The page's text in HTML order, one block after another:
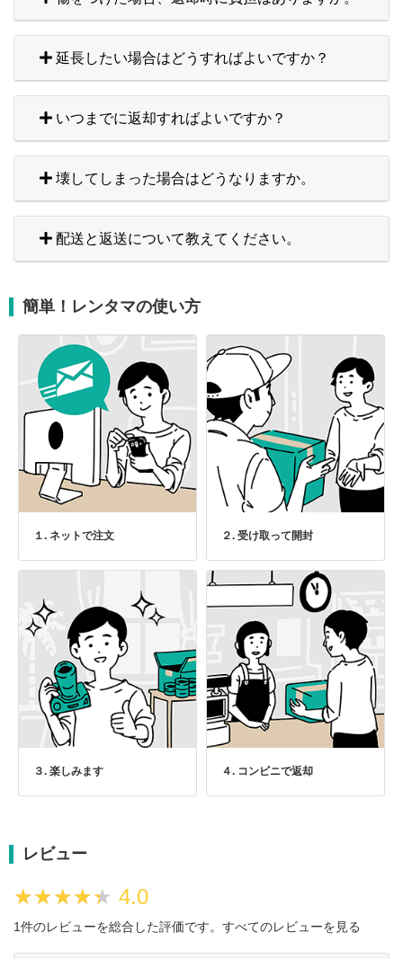
延長したい場合はどうすればよいですか？
いつまでに返却すればよいですか？
壊してしまった場合はどうなりますか。
配送と返送について教えてください。
簡単！レンタマの使い方
１. ネットで注文 ２. 受け取って開封
３. 楽しみます ４. コンビニで返却
レビュー
★★★★★
★★★★★ 4.0
1件のレビューを総合した評価です。 すべてのレビューを見る